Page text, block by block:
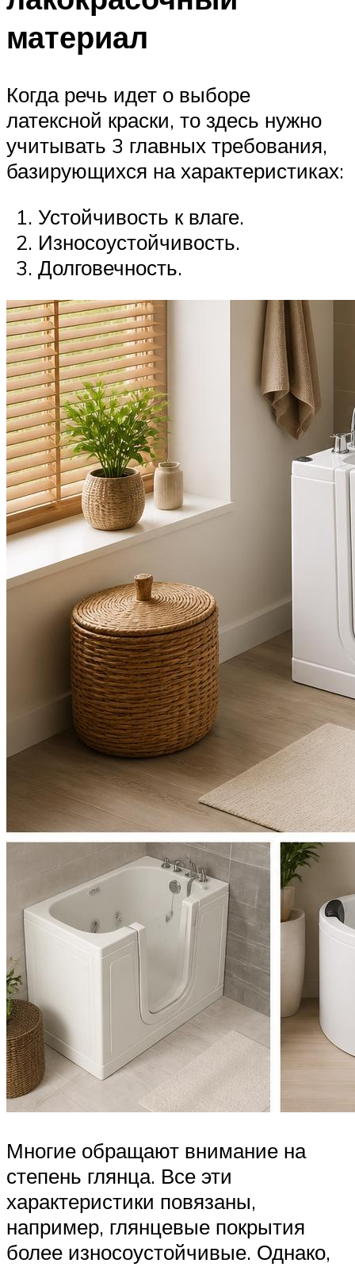
материал
Когда речь идет о выборе
латексной краски, то здесь нужно
учитывать 3 главных требования,
базирующихся на характеристиках:
Устойчивость к влаге.
Износоустойчивость.
Долговечность.
Многие обращают внимание на
степень глянца. Все эти
характеристики повязаны,
например, глянцевые покрытия
более износоустойчивые. Однако,